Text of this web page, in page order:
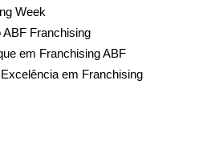
Week
Franchising
em Franchising ABF
em Franchising